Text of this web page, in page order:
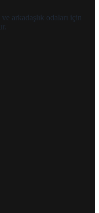
arkadaşlık odaları için